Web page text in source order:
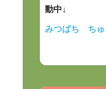
動中↓
みつばち ち